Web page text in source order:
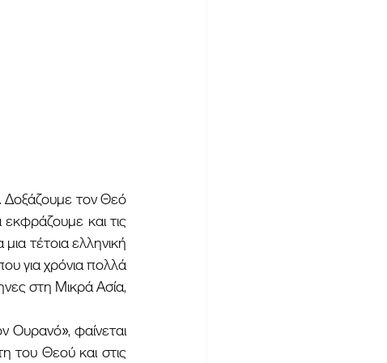
και τις
τέτοια ελληνική
για χρόνια πολλά
στη Μικρά Ασία,
του Θεού και στις